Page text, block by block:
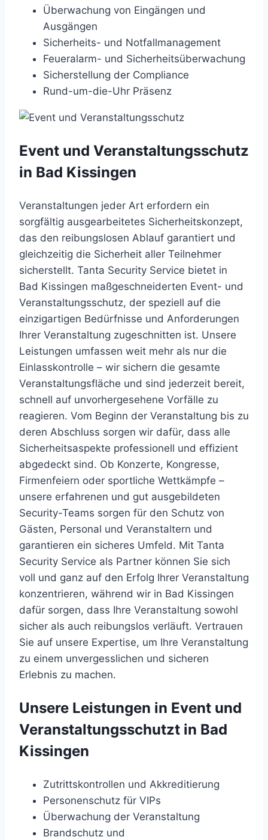
Überwachung von Eingängen und
Ausgängen
Sicherheits- und Notfallmanagement
Feueralarm- und Sicherheitsüberwachung
Sicherstellung der Compliance
Rund-um-die-Uhr Präsenz
Event und Veranstaltungsschutz
in Bad Kissingen
Veranstaltungen jeder Art erfordern ein
sorgfältig ausgearbeitetes Sicherheitskonzept,
das den reibungslosen Ablauf garantiert und
gleichzeitig die Sicherheit aller Teilnehmer
sicherstellt. Tanta Security Service bietet in
Bad Kissingen maßgeschneiderten Event- und
Veranstaltungsschutz, der speziell auf die
einzigartigen Bedürfnisse und Anforderungen
Ihrer Veranstaltung zugeschnitten ist. Unsere
Leistungen umfassen weit mehr als nur die
Einlasskontrolle – wir sichern die gesamte
Veranstaltungsfläche und sind jederzeit bereit,
schnell auf unvorhergesehene Vorfälle zu
reagieren. Vom Beginn der Veranstaltung bis zu
deren Abschluss sorgen wir dafür, dass alle
Sicherheitsaspekte professionell und effizient
abgedeckt sind. Ob Konzerte, Kongresse,
Firmenfeiern oder sportliche Wettkämpfe –
unsere erfahrenen und gut ausgebildeten
Security-Teams sorgen für den Schutz von
Gästen, Personal und Veranstaltern und
garantieren ein sicheres Umfeld. Mit Tanta
Security Service als Partner können Sie sich
voll und ganz auf den Erfolg Ihrer Veranstaltung
konzentrieren, während wir in Bad Kissingen
dafür sorgen, dass Ihre Veranstaltung sowohl
sicher als auch reibungslos verläuft. Vertrauen
Sie auf unsere Expertise, um Ihre Veranstaltung
zu einem unvergesslichen und sicheren
Erlebnis zu machen.
Unsere Leistungen in Event und
Veranstaltungsschutzt in Bad
Kissingen
Zutrittskontrollen und Akkreditierung
Personenschutz für VIPs
Überwachung der Veranstaltung
Brandschutz und